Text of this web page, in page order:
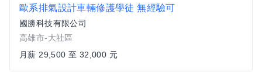
歐系排氣設計車輛修護學徒 無經驗可
國勝科技有限公司
高雄市-大社區
月薪 29,500 至 32,000 元